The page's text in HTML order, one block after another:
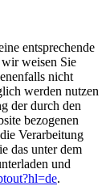
entsprechende
weisen Sie
nicht
werden nutzen
der durch den
bezogenen
Verarbeitung
das unter dem
und
.